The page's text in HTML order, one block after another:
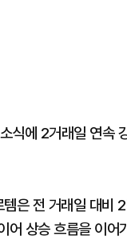
식에 2거래일 연속
템은 전 거래일 대
상승 흐름을 이어